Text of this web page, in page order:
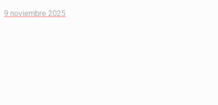
9 noviembre 2025